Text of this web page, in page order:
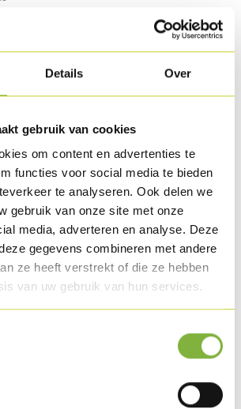
Details Over
gebruik van cookies
om content en advertenties te
functies voor social media te bieden
te analyseren. Ook delen we
gebruik van onze site met onze
media, adverteren en analyse. Deze
gegevens combineren met andere
ze heeft verstrekt of die ze hebben
van uw gebruik van hun services.
de coriandre
en 2 à l’horizontale et épépinez-le.
rave et pelez-le. Râpez les carottes
en brunoise.
avec le vinaigre et le sucre.
légumes dans un bocal en verre et
de vinaigre. Laissez mariner 1 nuit.
de légumes du bocal, dressez sur le Filet
(3 pces / pp).
le ketchup et le sambal. Chauffez